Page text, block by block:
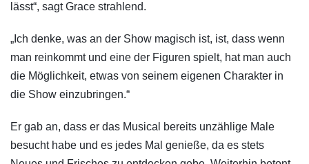
lässt“, sagt Grace strahlend.
„Ich denke, was an der Show magisch ist, ist, dass wenn
man reinkommt und eine der Figuren spielt, hat man auch
die Möglichkeit, etwas von seinem eigenen Charakter in
die Show einzubringen.“
Er gab an, dass er das Musical bereits unzählige Male
besucht habe und es jedes Mal genieße, da es stets